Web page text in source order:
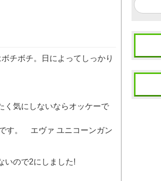
チボチ。日によってしっかり
く気にしないならオッケーで
す。 エヴァ ユニコーンガン
いので2にしました!